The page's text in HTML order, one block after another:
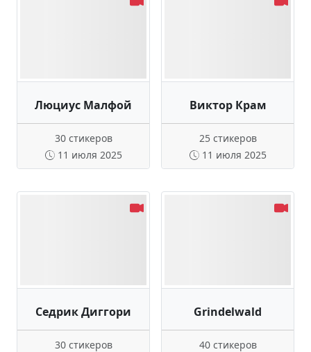
Люциус Малфой
30 стикеров
11 июля 2025
Виктор Крам
25 стикеров
11 июля 2025
Седрик Диггори
30 стикеров
Grindelwald
40 стикеров